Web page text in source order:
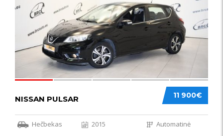
11 900€
NISSAN PULSAR
Hečbekas 2015 Automatinė